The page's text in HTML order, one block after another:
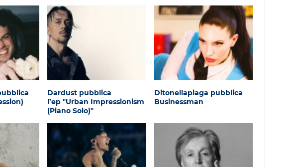
Dardust pubblica
l’ep "Urban Impressionism
(Piano Solo)"
Ditonellapiaga pubblica
Businessman